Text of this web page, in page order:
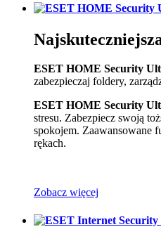
ESET HOME Security
zabezpieczaj foldery,
ESET HOME Security
stresu. Zabezpiecz swoją
spokojem. Zaawansowane
rękach.
Zobacz więcej